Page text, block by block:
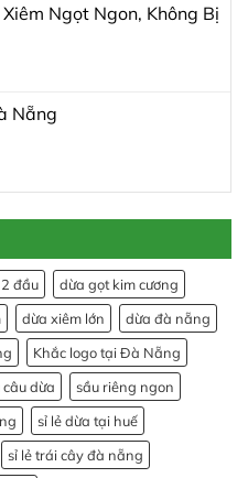
Ngọt Ngon, Không Bị
Nẵng
đầu
dừa gọt kim cương
dừa xiêm lớn
dừa đà nẵng
Khắc logo tại Đà Nẵng
câu dừa
sầu riêng ngon
sỉ lẻ dừa tại huế
sỉ lẻ trái cây đà nẵng